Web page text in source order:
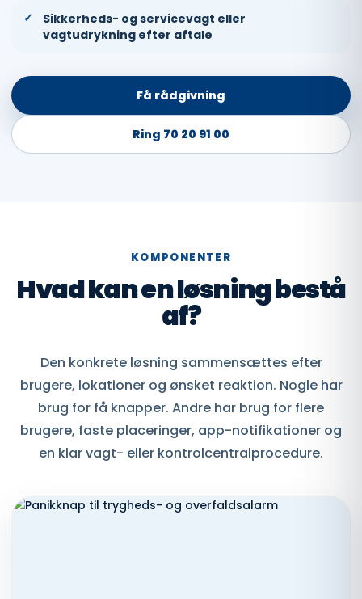
Sikkerheds- og servicevagt eller
vagtudrykning efter aftale
Få rådgivning
Ring 70 20 91 00
KOMPONENTER
Hvad kan en løsning bestå
af?
Den konkrete løsning sammensættes efter
brugere, lokationer og ønsket reaktion. Nogle har
brug for få knapper. Andre har brug for flere
brugere, faste placeringer, app-notifikationer og
en klar vagt- eller kontrolcentralprocedure.